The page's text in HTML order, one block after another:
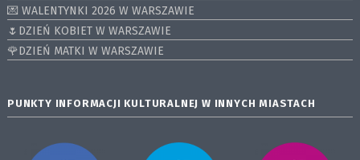
💌 WALENTYNKI 2026 W WARSZAWIE
🌷DZIEŃ KOBIET W WARSZAWIE
🌹DZIEŃ MATKI W WARSZAWIE
PUNKTY INFORMACJI KULTURALNEJ W INNYCH MIASTACH